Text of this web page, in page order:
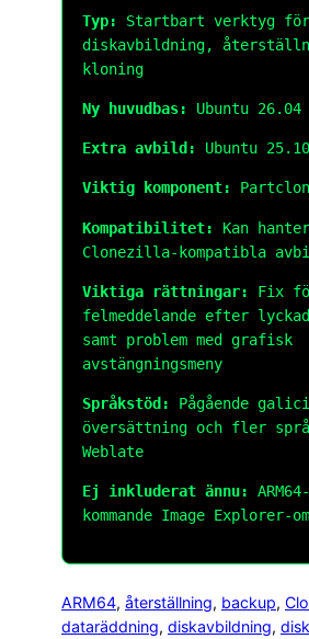
Typ:
Startbart verktyg för
diskavbildning,
kloning
Ny huvudbas: Ubuntu 26.04
Extra avbild: Ubuntu
Viktig komponent:
Kompatibilitet:
Kan
Clonezilla-kompatibla
Viktiga rättningar:
Fix
felmeddelande efter
samt problem med grafisk
avstängningsmeny
Språkstöd:
Pågående
översättning och fler
Weblate
Ej inkluderat ännu:
kommande Image Explorer-
ARM64, återställning, backup,
dataräddning, diskavbildning,